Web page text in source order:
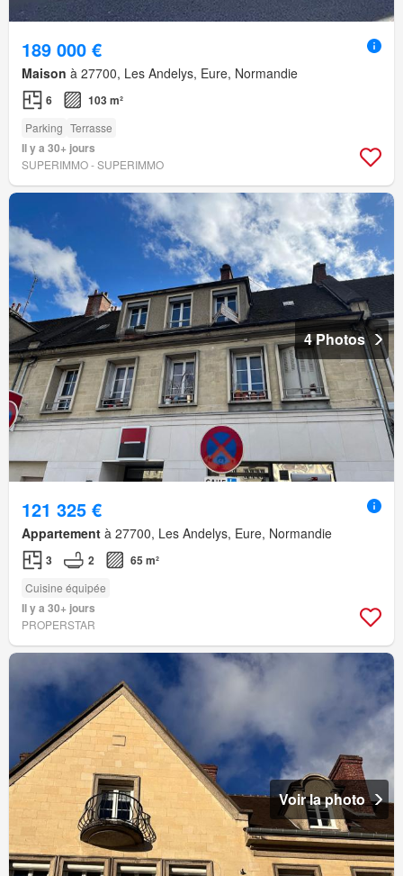
189 000 €
Maison à 27700, Les Andelys, Eure, Normandie
6 103 m²
Parking Terrasse
Il y a 30+ jours
SUPERIMMO - SUPERIMMO
4 Photos
121 325 €
Appartement à 27700, Les Andelys, Eure, Normandie
3 2 65 m²
Cuisine équipée
Il y a 30+ jours
PROPERSTAR
Voir la photo